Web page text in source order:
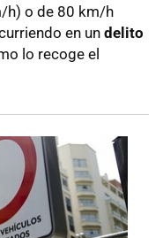
h) o de 80 km/h
en un delito
lo recoge el